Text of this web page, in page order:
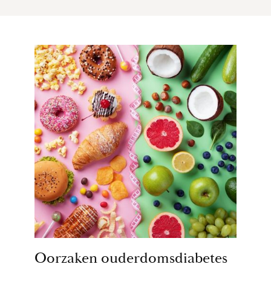
Oorzaken ouderdomsdiabetes